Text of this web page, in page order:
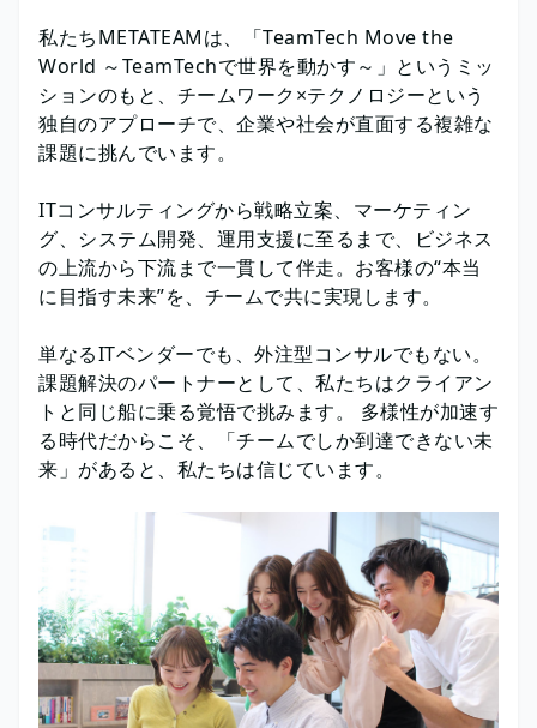
私たちMETATEAMは、「TeamTech Move the
World ～TeamTechで世界を動かす～」というミッ
ションのもと、チームワーク×テクノロジーという
独自のアプローチで、企業や社会が直面する複雑な
課題に挑んでいます。
ITコンサルティングから戦略立案、マーケティン
グ、システム開発、運用支援に至るまで、ビジネス
の上流から下流まで一貫して伴走。お客様の“本当
に目指す未来”を、チームで共に実現します。
単なるITベンダーでも、外注型コンサルでもない。
課題解決のパートナーとして、私たちはクライアン
トと同じ船に乗る覚悟で挑みます。 多様性が加速す
る時代だからこそ、「チームでしか到達できない未
来」があると、私たちは信じています。